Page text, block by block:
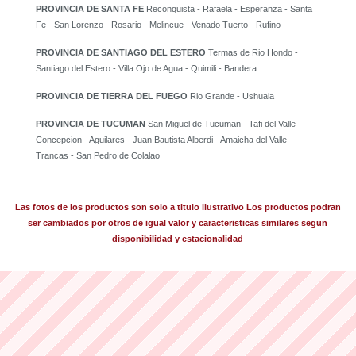
PROVINCIA DE SANTA FE Reconquista - Rafaela - Esperanza - Santa
Fe - San Lorenzo - Rosario - Melincue - Venado Tuerto - Rufino
PROVINCIA DE SANTIAGO DEL ESTERO Termas de Rio Hondo -
Santiago del Estero - Villa Ojo de Agua - Quimili - Bandera
PROVINCIA DE TIERRA DEL FUEGO Rio Grande - Ushuaia
PROVINCIA DE TUCUMAN San Miguel de Tucuman - Tafi del Valle -
Concepcion - Aguilares - Juan Bautista Alberdi - Amaicha del Valle -
Trancas - San Pedro de Colalao
Las fotos de los productos son solo a titulo ilustrativo Los productos podran
ser cambiados por otros de igual valor y caracteristicas similares segun
disponibilidad y estacionalidad